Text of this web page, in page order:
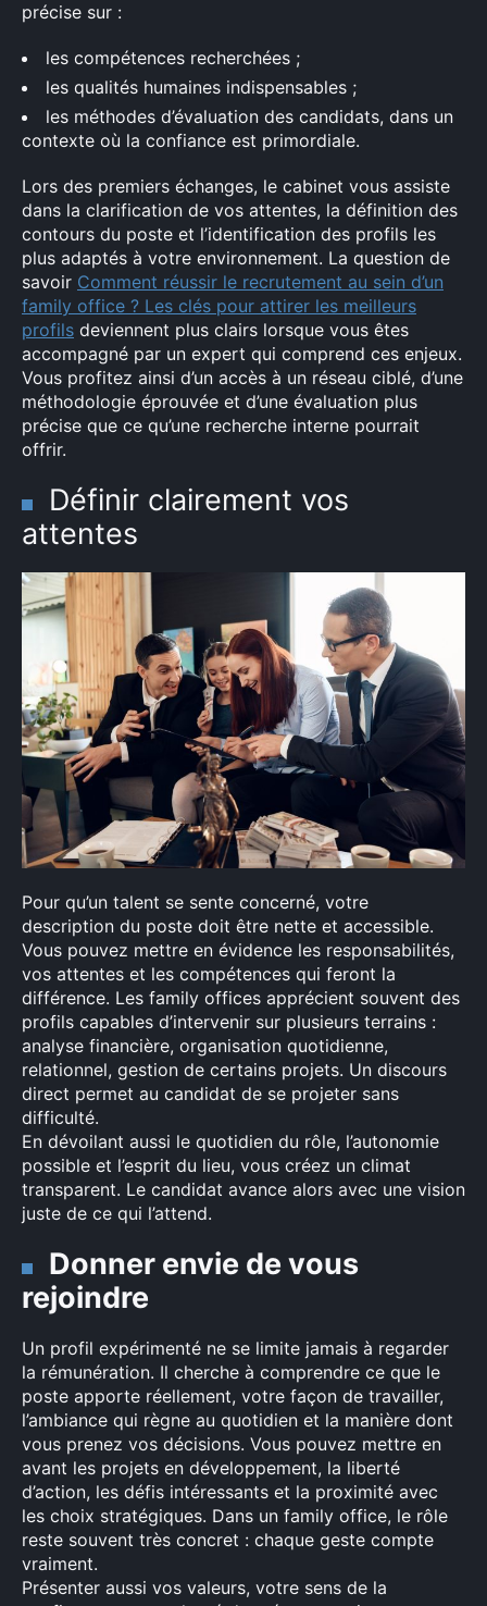
précise sur :
les compétences recherchées ;
les qualités humaines indispensables ;
les méthodes d’évaluation des candidats, dans un
contexte où la confiance est primordiale.
Lors des premiers échanges, le cabinet vous assiste
dans la clarification de vos attentes, la définition des
contours du poste et l’identification des profils les
plus adaptés à votre environnement. La question de
savoir Comment réussir le recrutement au sein d’un
family office ? Les clés pour attirer les meilleurs
profils deviennent plus clairs lorsque vous êtes
accompagné par un expert qui comprend ces enjeux.
Vous profitez ainsi d’un accès à un réseau ciblé, d’une
méthodologie éprouvée et d’une évaluation plus
précise que ce qu’une recherche interne pourrait
offrir.
Définir clairement vos
attentes
Pour qu’un talent se sente concerné, votre
description du poste doit être nette et accessible.
Vous pouvez mettre en évidence les responsabilités,
vos attentes et les compétences qui feront la
différence. Les family offices apprécient souvent des
profils capables d’intervenir sur plusieurs terrains :
analyse financière, organisation quotidienne,
relationnel, gestion de certains projets. Un discours
direct permet au candidat de se projeter sans
difficulté.
En dévoilant aussi le quotidien du rôle, l’autonomie
possible et l’esprit du lieu, vous créez un climat
transparent. Le candidat avance alors avec une vision
juste de ce qui l’attend.
Donner envie de vous
rejoindre
Un profil expérimenté ne se limite jamais à regarder
la rémunération. Il cherche à comprendre ce que le
poste apporte réellement, votre façon de travailler,
l’ambiance qui règne au quotidien et la manière dont
vous prenez vos décisions. Vous pouvez mettre en
avant les projets en développement, la liberté
d’action, les défis intéressants et la proximité avec
les choix stratégiques. Dans un family office, le rôle
reste souvent très concret : chaque geste compte
vraiment.
Présenter aussi vos valeurs, votre sens de la